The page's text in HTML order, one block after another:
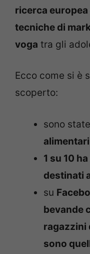
ricerca
tecniche di
voga tra gli
Ecco come si è
scoperto:
sono
alimentari
1 su 10
destinati
su
bevande
ragazzini
sono